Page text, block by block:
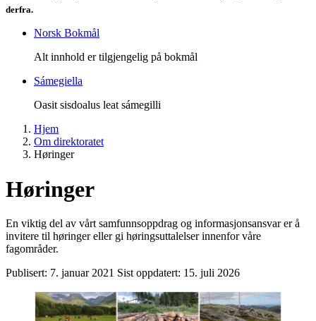
derfra.
Norsk Bokmål
Alt innhold er tilgjengelig på bokmål
Sámegiella
Oasit sisdoalus leat sámegilli
Hjem
Om direktoratet
Høringer
Høringer
En viktig del av vårt samfunnsoppdrag og informasjonsansvar er å
invitere til høringer eller gi høringsuttalelser innenfor våre
fagområder.
Publisert: 7. januar 2021 Sist oppdatert: 15. juli 2026